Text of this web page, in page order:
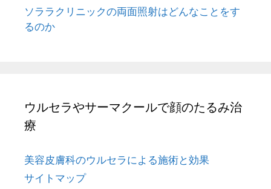
ソララクリニックの両面照射はどんなことをす
るのか
ウルセラやサーマクールで顔のたるみ治
療
美容皮膚科のウルセラによる施術と効果
サイトマップ